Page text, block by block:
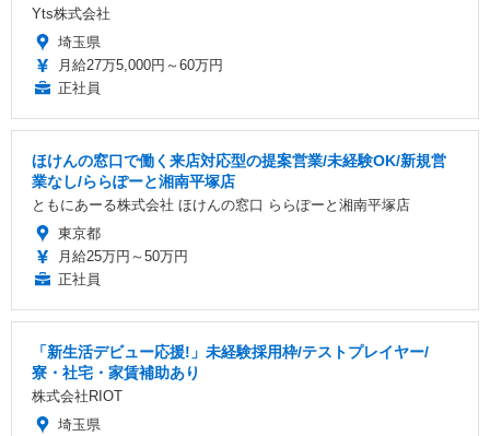
Yts株式会社
埼玉県
月給27万5,000円～60万円
正社員
ほけんの窓口で働く来店対応型の提案営業/未経験OK/新規営
業なし/ららぽーと湘南平塚店
ともにあーる株式会社 ほけんの窓口 ららぽーと湘南平塚店
東京都
月給25万円～50万円
正社員
「新生活デビュー応援!」未経験採用枠/テストプレイヤー/
寮・社宅・家賃補助あり
株式会社RIOT
埼玉県